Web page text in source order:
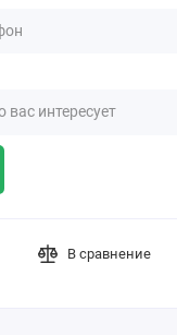
В сравнение